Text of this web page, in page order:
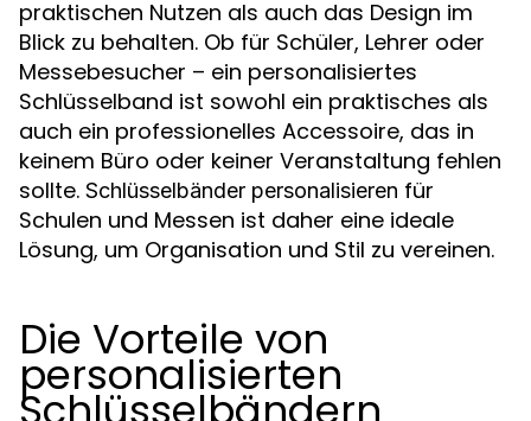
praktischen Nutzen als auch das Design im
Blick zu behalten. Ob für Schüler, Lehrer oder
Messebesucher – ein personalisiertes
Schlüsselband ist sowohl ein praktisches als
auch ein professionelles Accessoire, das in
keinem Büro oder keiner Veranstaltung fehlen
sollte. Schlüsselbänder personalisieren für
Schulen und Messen ist daher eine ideale
Lösung, um Organisation und Stil zu vereinen.
Die Vorteile von
personalisierten